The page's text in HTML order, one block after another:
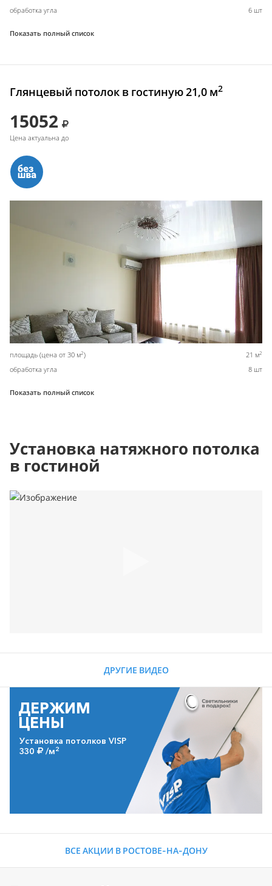
обработка угла
6 шт
Показать полный список
Глянцевый потолок в гостиную 21,0 м2
15052
Цена актуальна до
площадь (цена от 30 м2) 21 м2
обработка угла 8 шт
Показать полный список
Установка натяжного потолка
в гостиной
ДРУГИЕ ВИДЕО
ДЕРЖИМ
ЦЕНЫ
Установка потолков VISP
330
/м2
ВСЕ АКЦИИ В РОСТОВЕ-НА-ДОНУ